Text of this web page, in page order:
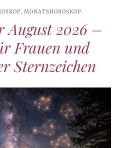
,MONATSHOROSKOP
August 2026 –
Frauen und
Sternzeichen